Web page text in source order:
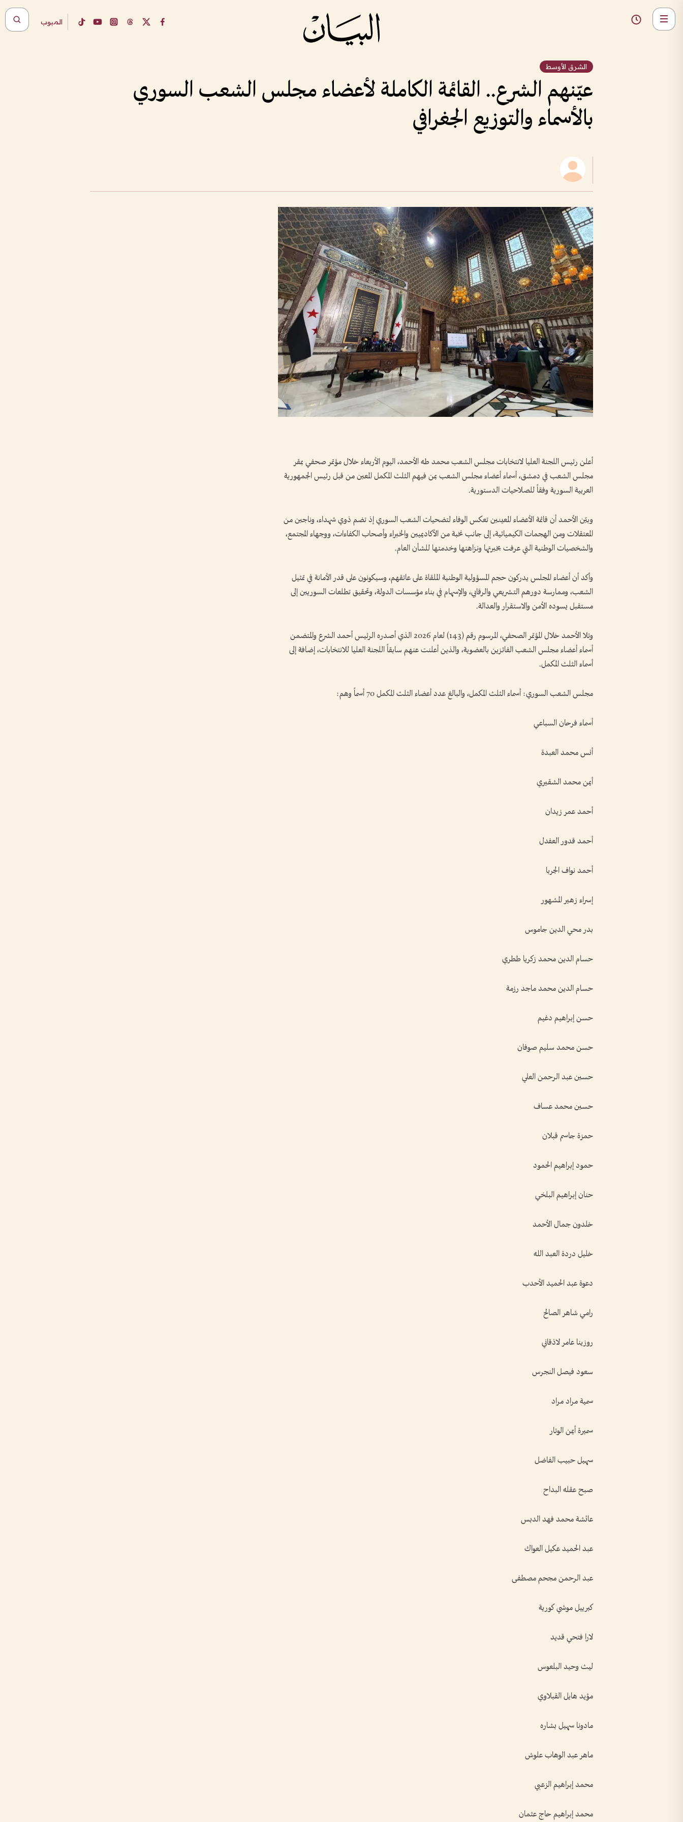
المبوب
الشرق الأوسط
عيّنهم الشرع.. القائمة الكاملة لأعضاء مجلس الشعب السوري
بالأسماء والتوزيع الجغرافي
أعلن رئيس اللجنة العليا لانتخابات مجلس الشعب محمد طه الأحمد، اليوم الأربعاء خلال مؤتمر صحفي بمقر
مجلس الشعب في دمشق، أسماء أعضاء مجلس الشعب بمن فيهم الثلث المكمل المعين من قبل رئيس الجمهورية
العربية السورية وفقاً للصلاحيات الدستورية.
وبيّن الأحمد أن قائمة الأعضاء المعينين تعكس الوفاء لتضحيات الشعب السوري إذ تضم ذوي شهداء، وناجين من
المعتقلات ومن الهجمات الكيميائية، إلى جانب نخبة من الأكاديميين والخبراء وأصحاب الكفاءات، ووجهاء المجتمع،
والشخصيات الوطنية التي عرفت بخبرتها ونزاهتها وخدمتها للشأن العام.
وأكد أن أعضاء المجلس يدركون حجم المسؤولية الوطنية الملقاة على عاتقهم، وسيكونون على قدر الأمانة في تمثيل
الشعب، وممارسة دورهم التشريعي والرقابي، والإسهام في بناء مؤسسات الدولة، وتحقيق تطلعات السوريين إلى
مستقبل يسوده الأمن والاستقرار والعدالة.
وتلا الأحمد خلال المؤتمر الصحفي، المرسوم رقم (143) لعام 2026 الذي أصدره الرئيس أحمد الشرع والمتضمن
أسماء أعضاء مجلس الشعب الفائزين بالعضوية، والذين أعلنت عنهم سابقاً اللجنة العليا للانتخابات، إضافة إلى
أسماء الثلث المكمل.
مجلس الشعب السوري: أسماء الثلث المكمل، والبالغ عدد أعضاء الثلث المكمل 70 أسماً وهم:
أسماء فرحان السباعي
أنس محمد العبدة
أيمن محمد الشقيري
أحمد عمر زيدان
أحمد قدور العفدل
أحمد نواف الجربا
إسراء زهير المشهور
بدر محي الدين جاموس
حسام الدين محمد زكريا ططري
حسام الدين محمد ماجد رزمة
حسن إبراهيم دغيم
حسن محمد سليم صوفان
حسين عبد الرحمن العلي
حسين محمد عساف
حمزة جاسم قبلان
حمود إبراهيم الحمود
حنان إبراهيم البلخي
خلدون جمال الأحمد
خليل دردة العبد الله
دعوة عبد الحميد الأحدب
رامي شاهر الصالح
روزينا عامر لاذقاني
سعود فيصل النجرس
سمية مراد مراد
سميرة أيمن الوتار
سهيل حبيب الفاضل
صبح عقله البداح
عائشة محمد فهد الدبس
عبد الحميد عكيل العواك
عبد الرحمن مجحم مصطفى
كبرييل موشي كورية
لارا فتحي قديد
ليث وحيد البلعوس
مؤيد هايل القبلاوي
مادونا سهيل بشاره
ماهر عبد الوهاب علوش
محمد إبراهيم الزعبي
محمد إبراهيم حاج عثمان